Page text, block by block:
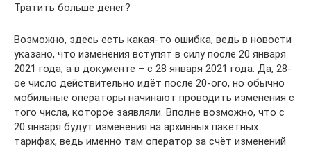
Тратить больше денег?
Возможно, здесь есть какая-то ошибка, ведь в новости
указано, что изменения вступят в силу после 20 января
2021 года, а в документе – с 28 января 2021 года. Да, 28-
ое число действительно идёт после 20-ого, но обычно
мобильные операторы начинают проводить изменения с
того числа, которое заявляли. Вполне возможно, что с
20 января будут изменения на архивных пакетных
тарифах, ведь именно там оператор за счёт изменений